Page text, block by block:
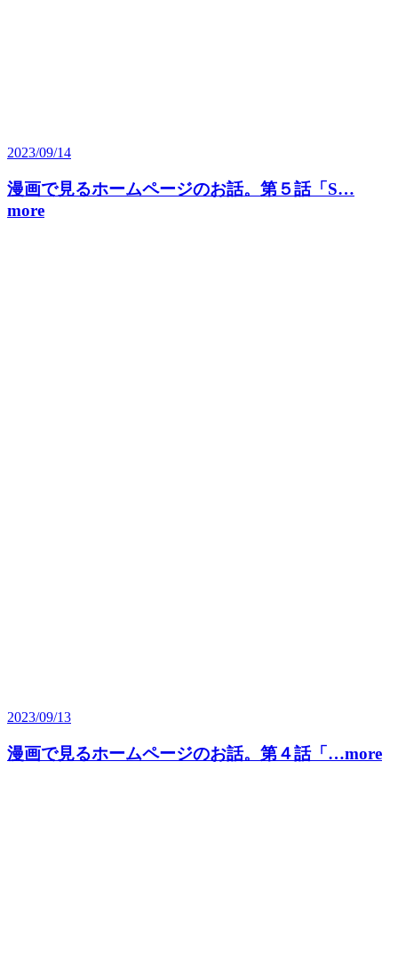
2023/09/14
漫画で見るホームページのお話。第５話「S…
more
2023/09/13
漫画で見るホームページのお話。第４話「…more